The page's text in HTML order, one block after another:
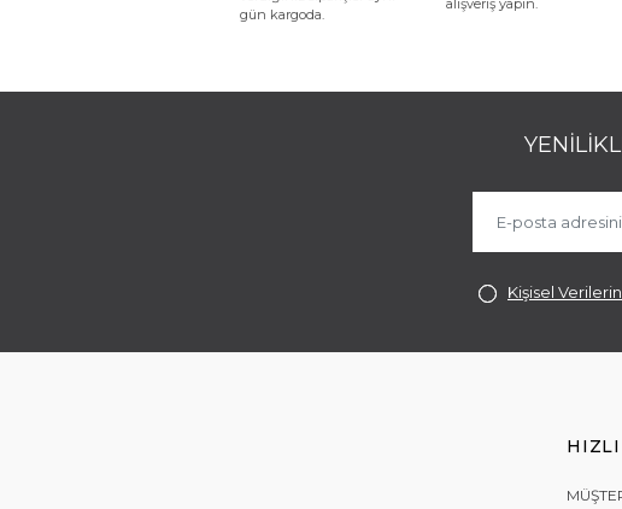
gün kargoda.
alışveriş yapın.
Kişisel